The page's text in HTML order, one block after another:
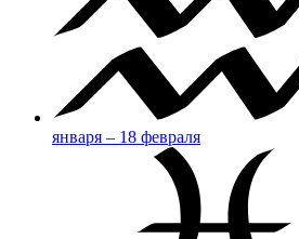
января – 18 февраля